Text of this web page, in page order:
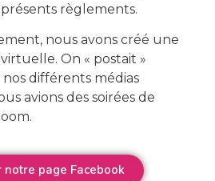
règlements.
nous avons créé une
On « postait »
différents médias
avions des soirées de
page Facebook